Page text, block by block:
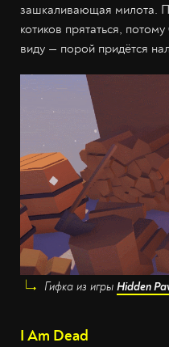
зашкаливающая милота.
котиков прятаться,
виду — порой придётся
Гифка из игры Hidden
I Am Dead